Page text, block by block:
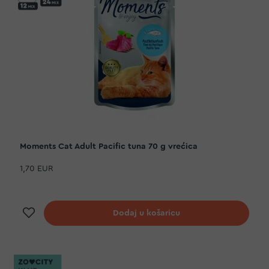
Moments Cat Adult Pacific tuna 70 g vrećica
1,70 EUR
Dodaj na listu želja
Dodaj u košaricu